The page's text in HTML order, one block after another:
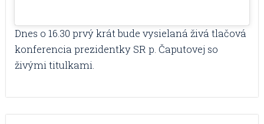
Dnes o 16.30 prvý krát bude vysielaná živá tlačová
konferencia prezidentky SR p. Čaputovej so
živými titulkami.